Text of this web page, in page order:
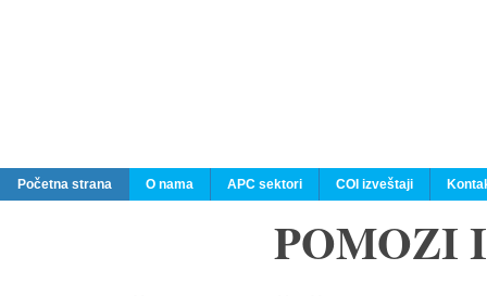
Početna strana O nama APC sektori COI izveštaji
POMOZI